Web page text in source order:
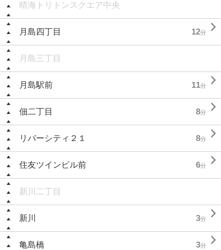
晴海トリトンスクエア中央
月島四丁目 12分 
月島三丁目
月島駅前 11分 
佃二丁目 8分 
リバーシティ２１ 8分 
住友ツインビル前 6分 
新川二丁目
新川 3分 
亀島橋 3分 